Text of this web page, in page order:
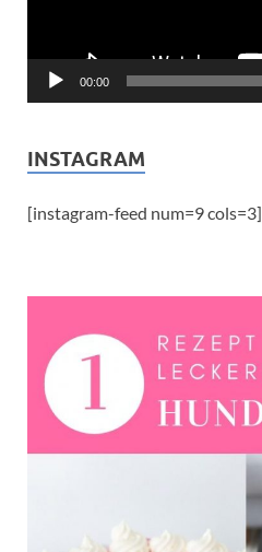
00:00
INSTAGRAM
[instagram-feed num=9 cols=3]